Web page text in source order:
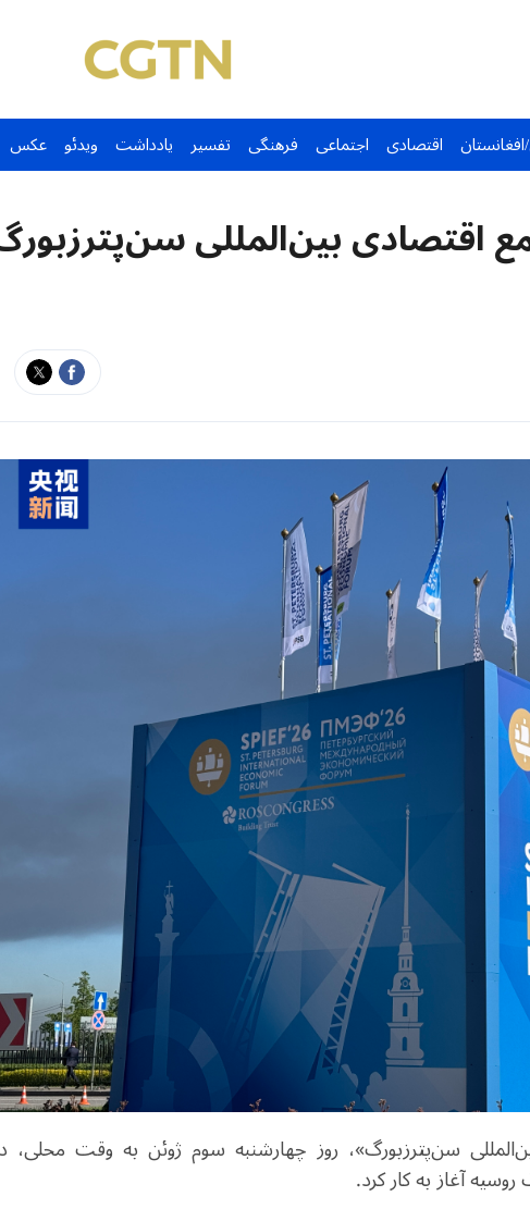
افغانستان اقتصادی اجتماعی فرهنگی تفسیر یادداشت ویدئو عکس
بین‌المللی
سن‌پترزبورگ»، روز چهارشنبه سوم ژوئن به وقت محلی،
آغاز به کار کرد.